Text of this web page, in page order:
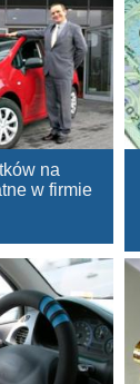
na
w firmie